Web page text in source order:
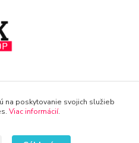
na poskytovanie svojich služieb
Viac informácií.